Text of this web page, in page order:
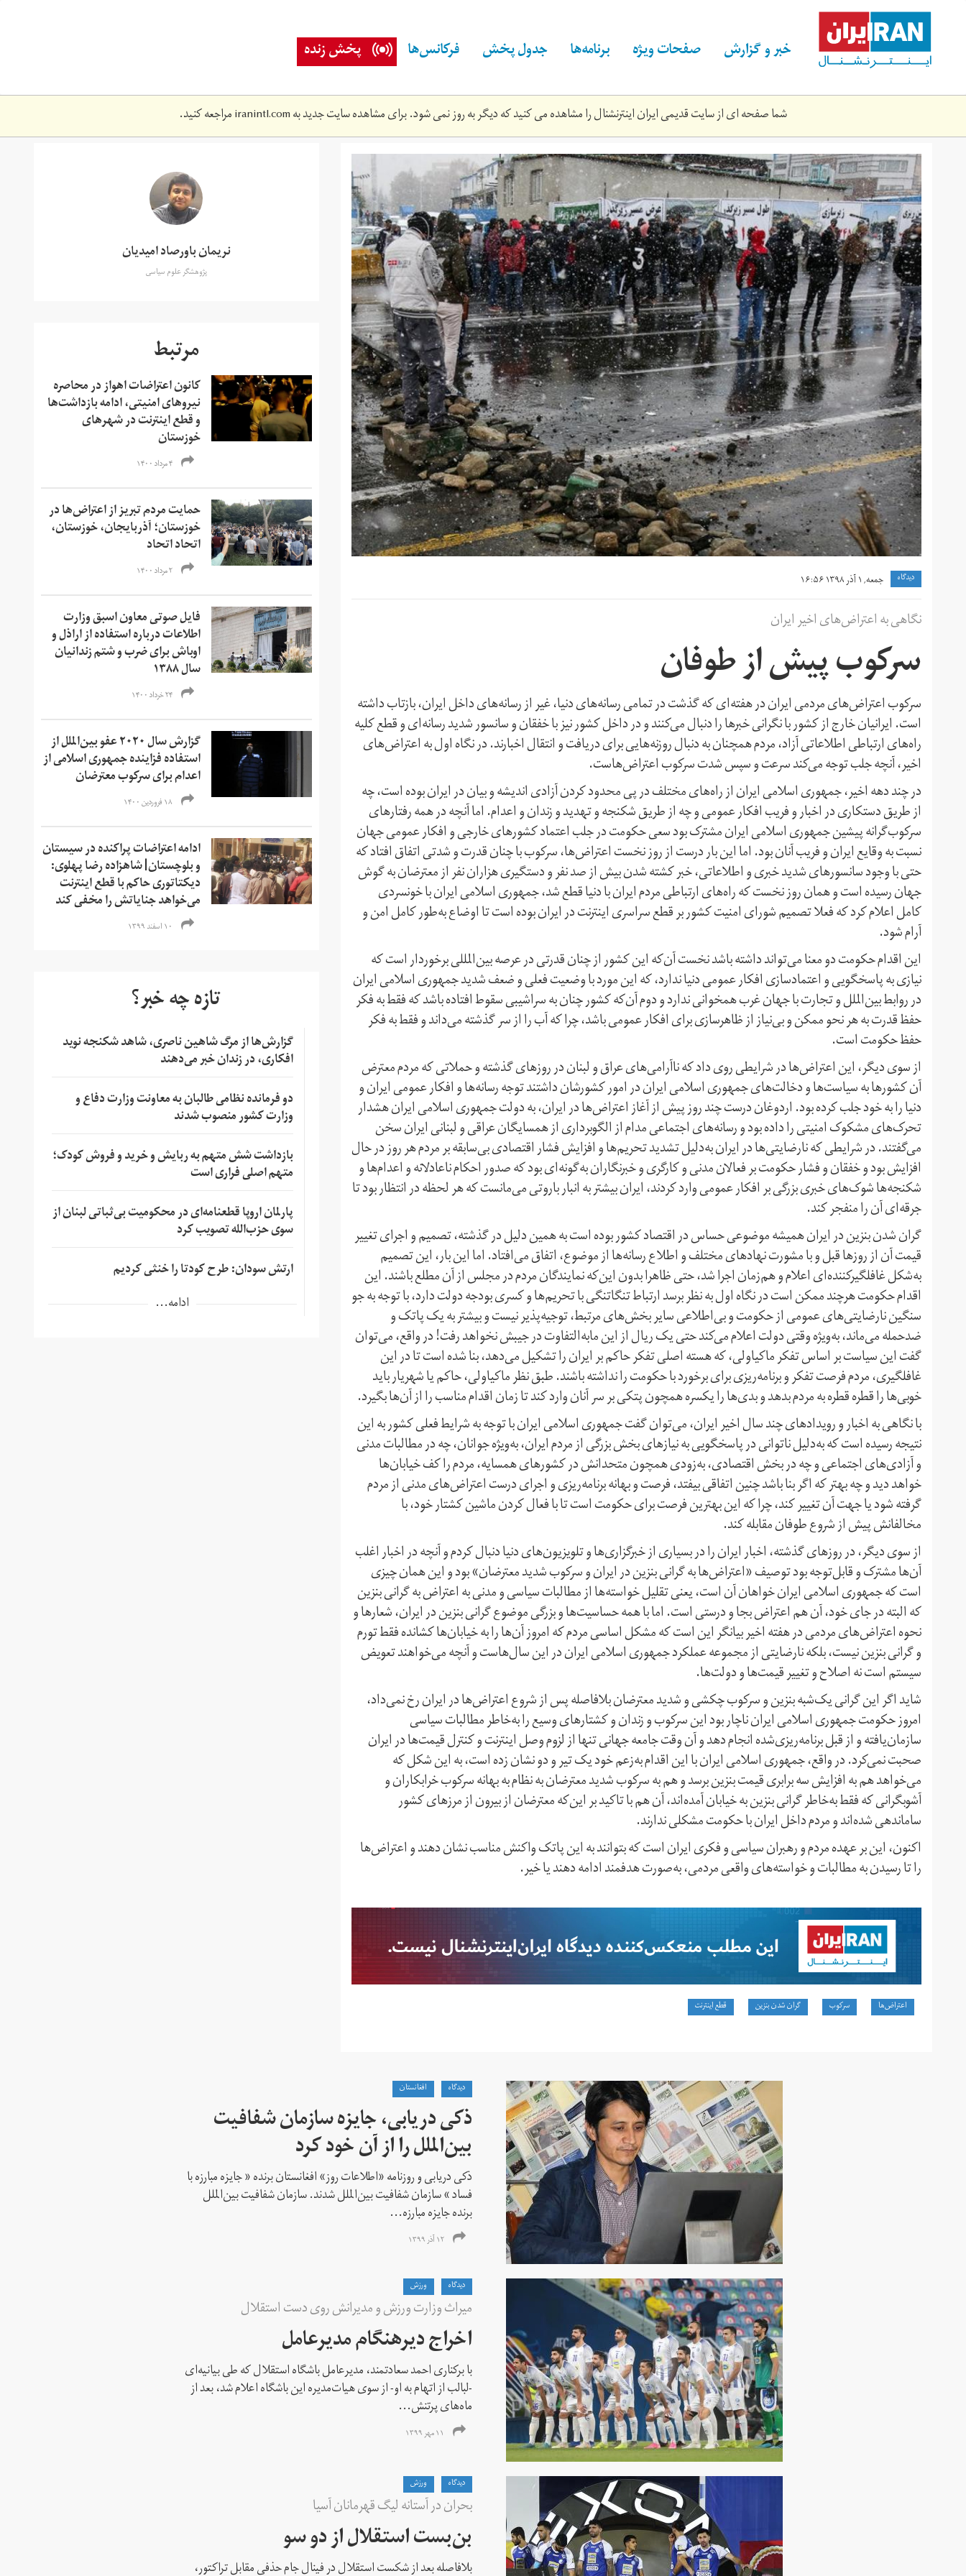
content خبر و گزارش صفحات ویژه برنامه‌ها جدول پخش فرکانس‌ها پخش زنده
شما صفحه ای از سایت قدیمی ایران اینترنشنال را مشاهده می کنید که دیگر به روز نمی شود. برای مشاهده سایت جدید بهiranintl.comمراجعه کنید.
way.jpg
دیدگاه جمعه, ۱ آذر ۱۳۹۸ ۱۶:۵۶
نگاهی به اعتراض‌های اخیر ایران
سرکوب پیش از طوفان
سرکوب اعتراض‌های مردمی ایران در هفته‌ای که گذشت در تمامی رسانه‌های دنیا، غیر از رسانه‌های داخل ایران، بازتاب داشته
است. ایرانیان خارج از کشور با نگرانی خبرها را دنبال می‌کنند و در داخل کشور نیز با خفقان و سانسور شدید رسانه‌ای و قطع کلیه
راه‌های ارتباطی اطلاعاتی آزاد، مردم همچنان به دنبال روزنه‌هایی برای دریافت و انتقال اخبارند. در نگاه اول به اعتراض‌های
اخیر، آنچه جلب توجه می‌کند سرعت و سپس شدت سرکوب اعتراض‌هاست.
در چند دهه اخیر، جمهوری اسلامی ایران از راه‌های مختلف در پی محدود کردن آزادی اندیشه و بیان در ایران بوده است، چه
از طریق دستکاری در اخبار و فریب افکار عمومی و چه از طریق شکنجه و تهدید و زندان و اعدام. اما آنچه در همه رفتارهای
سرکوب‌گرانه پیشین جمهوری اسلامی ایران مشترک بود سعی حکومت در جلب اعتماد کشورهای خارجی و افکار عمومی جهان
نسبت به وقایع ایران و فریب آنان بود. اما این بار درست از روز نخست اعتراض‌ها، سرکوب با چنان قدرت و شدتی اتفاق افتاد که
حتی با وجود سانسورهای شدید خبری و اطلاعاتی، خبر کشته شدن بیش از صد نفر و دستگیری هزاران نفر از معترضان به گوش
جهان رسیده است و همان روز نخست که راه‌های ارتباطی مردم ایران با دنیا قطع شد، جمهوری اسلامی ایران با خونسردی
کامل اعلام کرد که فعلا تصمیم شورای امنیت کشور بر قطع سراسری اینترنت در ایران بوده است تا اوضاع به‌طور کامل امن و
آرام شود.
این اقدام حکومت دو معنا می‌تواند داشته باشد نخست آن‌که این کشور از چنان قدرتی در عرصه بین‌المللی برخوردار است که
نیازی به پاسخگویی و اعتماد‌سازی افکار عمومی دنیا ندارد، که این مورد با وضعیت فعلی و ضعف شدید جمهوری اسلامی ایران
در روابط بین‌الملل و تجارت با جهان غرب همخوانی ندارد و دوم آن‌که کشور چنان به سراشیبی سقوط افتاده باشد که فقط به فکر
حفظ قدرت به هر نحو ممکن و بی‌نیاز از ظاهر‌سازی برای افکار عمومی باشد، چرا که آب را از سر گذشته می‌داند و فقط به فکر
حفظ حکومت است.
از سوی دیگر، این اعتراض‌ها در شرایطی روی داد که ناآرامی‌های عراق و لبنان در روزهای گذشته و حملاتی که مردم معترض
آن کشورها به سیاست‌ها و دخالت‌های جمهوری اسلامی ایران در امور کشورشان داشتند توجه رسانه‌ها و افکار عمومی ایران و
دنیا را به خود جلب کرده بود. اردوغان درست چند روز پیش از آغاز اعتراض‌ها در ایران، به دولت جمهوری اسلامی ایران هشدار
تحرک‌های مشکوک امنیتی را داده بود و رسانه‌های اجتماعی مدام از الگوبرداری از همسایگان عراقی و لبنانی ایران سخن
می‌گفتند. در شرایطی که نارضایتی‌ها در ایران به‌دلیل تشدید تحریم‌ها و افزایش فشار اقتصادی بی‌سابقه بر مردم هر روز در حال
افزایش بود و خفقان و فشار حکومت بر فعالان مدنی و کارگری و خبرنگاران به‌گونه‌ای بود که صدور احکام ناعادلانه و اعدام‌ها و
شکنجه‌ها شوک‌های خبری بزرگی بر افکار عمومی وارد کردند، ایران بیشتر به انبار باروتی می‌مانست که هر لحظه در انتظار بود تا
جرقه‌ای آن را منفجر کند.
گران شدن بنزین در ایران همیشه موضوعی حساس در اقتصاد کشور بوده است به همین دلیل در گذشته، تصمیم و اجرای تغییر
قیمت آن از روزها قبل و با مشورت نهادهای مختلف و اطلاع رسانه‌ها از موضوع، اتفاق می‌افتاد. اما این بار، این تصمیم
به‌شکل غافلگیرکننده‌ای اعلام و هم‌زمان اجرا شد، حتی ظاهرا بدون این‌که نمایندگان مردم در مجلس از آن مطلع باشند. این
اقدام حکومت هرچند ممکن است در نگاه اول به نظر برسد ارتباط تنگاتنگی با تحریم‌ها و کسری بودجه دولت دارد، با توجه به جو
سنگین نارضایتی‌های عمومی از حکومت و بی‌اطلاعی سایر بخش‌های مرتبط، توجیه‌پذیر نیست و بیشتر به یک پاتک و
ضدحمله می‌ماند، به‌ویژه وقتی دولت اعلام می‌کند حتی یک ریال از این مابه‌التفاوت در جیبش نخواهد رفت! در واقع، می‌توان
گفت این سیاست بر اساس تفکر ماکیاولی، که هسته اصلی تفکر حاکم بر ایران را تشکیل می‌دهد، بنا شده است تا در این
غافلگیری، مردم فرصت تفکر و برنامه‌ریزی برای برخورد با حکومت را نداشته باشند. طبق نظر ماکیاولی، حاکم یا شهریار باید
خوبی‌ها را قطره قطره به مردم بدهد و بدی‌ها را یکسره همچون پتکی بر سر آنان وارد کند تا زمان اقدام مناسب را از آن‌ها بگیرد.
با نگاهی به اخبار و رویدادهای چند سال اخیر ایران، می‌توان گفت جمهوری اسلامی ایران با توجه به شرایط فعلی کشور به این
نتیجه رسیده است که به‌دلیل ناتوانی در پاسخگویی به نیازهای بخش بزرگی از مردم ایران، به‌ویژه جوانان، چه در مطالبات مدنی
و آزادی‌های اجتماعی و چه در بخش اقتصادی، به‌زودی همچون متحدانش در کشورهای همسایه، مردم را کف خیابان‌ها
خواهد دید و چه بهتر که اگر بنا باشد چنین اتفاقی بیفتد، فرصت و بهانه برنامه‌ریزی و اجرای درست اعتراض‌های مدنی از مردم
گرفته شود یا جهت آن تغییر کند، چرا که این بهترین فرصت برای حکومت است تا با فعال کردن ماشین کشتار خود، با
مخالفانش پیش از شروع طوفان مقابله کند.
از سوی دیگر، در روزهای گذشته، اخبار ایران را در بسیاری از خبرگزاری‌ها و تلویزیون‌های دنیا دنبال کردم و آنچه در اخبار اغلب
آن‌ها مشترک و قابل‌توجه بود توصیف «اعتراض‌ها به گرانی بنزین در ایران و سرکوب شدید معترضان» بود و این همان چیزی
است که جمهوری اسلامی ایران خواهان آن است، یعنی تقلیل خواسته‌ها از مطالبات سیاسی و مدنی به اعتراض به گرانی بنزین
که البته در جای خود، آن هم اعتراض بجا و درستی است. اما با همه حساسیت‌ها و بزرگی موضوع گرانی بنزین در ایران، شعارها و
نحوه اعتراض‌های مردمی در هفته اخیر بیانگر این است که مشکل اساسی مردم که امروز آن‌ها را به خیابان‌ها کشانده فقط تورم
و گرانی بنزین نیست، بلکه نارضایتی از مجموعه عملکرد جمهوری اسلامی ایران در این سال‌هاست و آنچه می‌خواهند تعویض
سیستم است نه اصلاح و تغییر قیمت‌ها و دولت‌ها.
شاید اگر این گرانی یک‌شبه بنزین و سرکوب چکشی و شدید معترضان بلافاصله پس از شروع اعتراض‌ها در ایران رخ نمی‌داد،
امروز حکومت جمهوری اسلامی ایران ناچار بود این سرکوب و زندان و کشتارهای وسیع را به‌خاطر مطالبات سیاسی
سازمان‌یافته و از قبل برنامه‌ریزی‌شده انجام دهد و آن وقت جامعه جهانی تنها از لزوم وصل اینترنت و کنترل قیمت‌ها در ایران
صحبت نمی‌کرد. در واقع، جمهوری اسلامی ایران با این اقدام به‌زعم خود یک تیر و دو نشان زده است، به این شکل که
می‌خواهد هم به افزایش سه برابری قیمت بنزین برسد و هم به سرکوب شدید معترضان به نظام به بهانه سرکوب خرابکاران و
آشوبگرانی که فقط به‌خاطر گرانی بنزین به خیابان آمده‌اند، آن هم با تاکید بر این‌که معترضان از بیرون از مرزهای کشور
ساماندهی شده‌اند و مردم داخل ایران با حکومت مشکلی ندارند.
اکنون، این بر عهده مردم و رهبران سیاسی و فکری ایران است که بتوانند به این پاتک واکنش مناسب نشان دهند و اعتراض‌ها
را تا رسیدن به مطالبات و خواسته‌های واقعی مردمی، به‌صورت هدفمند ادامه دهند یا خیر.
اعتراض‌ها سرکوب گران شدن بنزین قطع اینترنت
نریمان باورصاد امیدیان
پژوهشگر علوم سیاسی
مرتبط
کانون اعتراضات اهواز در محاصره
نیروهای امنیتی، ادامه بازداشت‌ها
و قطع اینترنت در شهرهای
خوزستان
۴ مرداد ۱۴۰۰
حمایت مردم تبریز از اعتراض‌ها در
خوزستان؛ آذربایجان، خوزستان،
اتحاد اتحاد
۲ مرداد ۱۴۰۰
فایل صوتی معاون اسبق وزارت
اطلاعات درباره استفاده از اراذل و
اوباش برای ضرب و شتم زندانیان
سال ۱۳۸۸
۲۴ خرداد ۱۴۰۰
گزارش سال ۲۰۲۰ عفو بین‌الملل از
استفاده فزاینده جمهوری اسلامی از
اعدام برای سرکوب معترضان
۱۸ فروردین ۱۴۰۰
ادامه اعتراضات پراکنده در سیستان
و بلوچستان| شاهزاده رضا پهلوی:
دیکتاتوری حاکم با قطع اینترنت
می‌خواهد جنایاتش را مخفی کند
۱۰ اسفند ۱۳۹۹
تازه چه خبر؟
گزارش‌ها از مرگ شاهین ناصری، شاهد شکنجه نوید
افکاری، در زندان خبر می‌دهند
دو فرمانده نظامی طالبان به معاونت وزارت دفاع و
وزارت کشور منصوب شدند
بازداشت شش متهم به ربایش و خرید و فروش کودک؛
متهم اصلی فراری است
پارلمان اروپا قطعنامه‌ای در محکومیت بی‌ثباتی لبنان از
سوی حزب‌الله تصویب کرد
ارتش سودان: طرح کودتا را خنثی کردیم
ادامه...
دیدگاه افغانستان
ذکی دریابی، جایزه سازمان شفافیت
بین‌الملل را از آن خود کرد
ذکی دریابی و روزنامه «اطلاعات‌ روز» افغانستان برنده « جایزه مبارزه با
فساد » سازمان شفافیت بین‌الملل شدند. سازمان شفافیت بین‌الملل
برنده جایزه مبارزه...
۱۲ آذر ۱۳۹۹
دیدگاه ورزش
میراث وزارت ورزش و مدیرانش روی دست استقلال
اخراج دیرهنگام مدیرعامل
با برکناری احمد سعادتمند، مدیرعامل باشگاه استقلال که طی بیانیه‌ای
-لبالب از اتهام به او- از سوی هیات‌مدیره این باشگاه اعلام شد، بعد از
ماه‌های پرتنش...
۱۱ مهر ۱۳۹۹
دیدگاه ورزش
بحران در آستانه لیگ قهرمانان آسیا
بن‌بست استقلال از دو سو
بلافاصله بعد از شکست استقلال در فینال جام حذفی مقابل تراکتور،